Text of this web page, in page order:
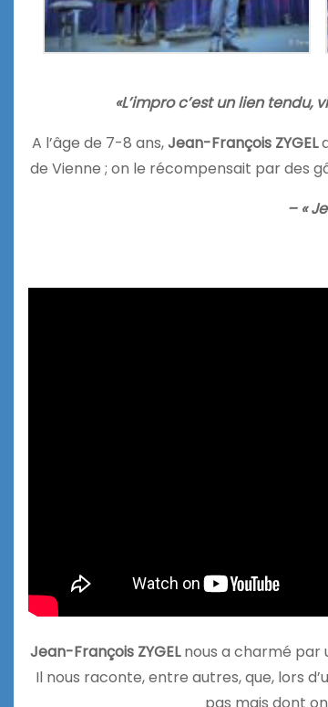
«L’impro c’est un lien
A l’âge de 7-8 ans,Jean-François ZYGEL
de Vienne ; on le récompensait par des
– «
Jean-François ZYGELnous a charmé par
Il nous raconte, entre autres, que, lors